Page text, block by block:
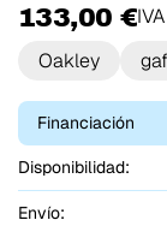
133,00 €
Oakley
Financiación
Disponibilidad:
Envío: